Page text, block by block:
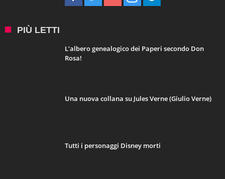
PIÙ LETTI
L’albero genealogico dei Paperi secondo Don
Rosa!
Una nuova collana su Jules Verne (Giulio Verne)
Tutti i personaggi Disney morti